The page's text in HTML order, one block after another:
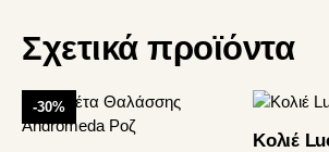
Σχετικά προϊόντα
-30%
Κολιέ